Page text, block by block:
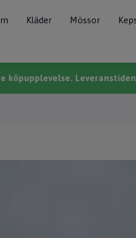
Kläder Mössor
köpupplevelse.